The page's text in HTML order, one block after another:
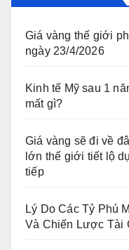
Giá vàng thế giới
ngày 23/4/2026
Kinh tế Mỹ sau 1
mất gì?
Giá vàng sẽ đi về
lớn thế giới tiết lộ
tiếp
Lý Do Các Tỷ Phú
Và Chiến Lược Tài